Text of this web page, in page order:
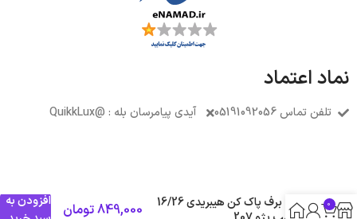
نماد اعتماد
تلفن تماس 05191092056 آیدی پیامرسان بله : @QuikkLux
تیغه برف پاک کن هیبریدی 16/26
849,000تومان
افزودن به
0